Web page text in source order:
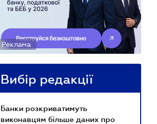
Реклама
Вибір редакції
Банки розкриватимуть
виконавцям більше даних про